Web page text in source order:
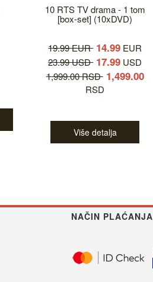
10 RTS TV drama - 1 tom
[box-set] (10xDVD)
19.99 EUR 14.99 EUR
23.99 USD 17.99 USD
1,999.00 RSD 1,499.00
RSD
Više detalja
NAČIN PLAĆANJA